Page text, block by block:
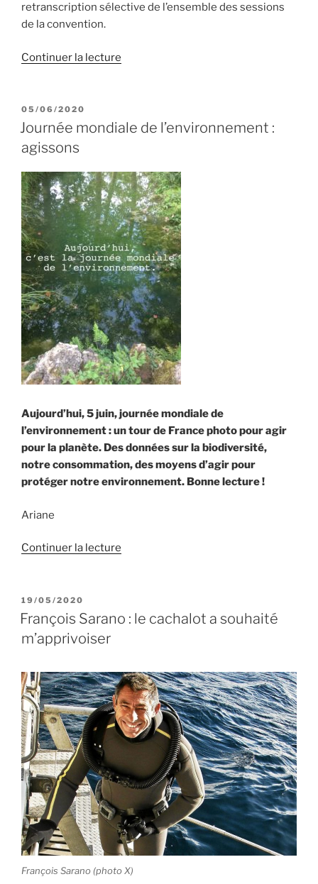
retranscription sélective de l’ensemble des sessions
de la convention.
Continuer la lecture
PUBLIÉ
LE
05/06/2020
Journée mondiale de l’environnement :
agissons
Aujourd’hui, 5 juin, journée mondiale de
l’environnement : un tour de France photo pour agir
pour la planète. Des données sur la biodiversité,
notre consommation, des moyens d’agir pour
protéger notre environnement. Bonne lecture !
Ariane
Continuer la lecture
l’environnement
PUBLIÉ
LE
19/05/2020
François Sarano : le cachalot a souhaité
m’apprivoiser
François Sarano (photo X)